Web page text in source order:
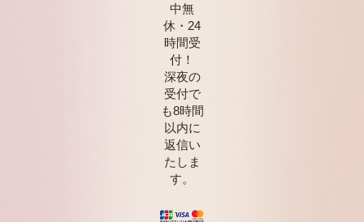
中無
休・24
時間受
付！
深夜の
受付で
も8時間
以内に
返信い
たしま
す。